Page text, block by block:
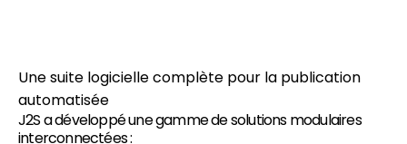
Une suite logicielle complète pour la publication
automatisée
J2S a développé une gamme de solutions modulaires
interconnectées :